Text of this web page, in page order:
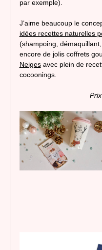
par exemple).
J’aime beaucoup le
idées recettes naturelles
(shampoing,
encore de jolis coffrets
Neigesavec plein de
cocoonings.
Prix